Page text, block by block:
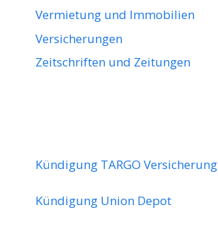
Vermietung und Immobilien
Versicherungen
Zeitschriften und Zeitungen
Kündigung TARGO Versicherung
Kündigung Union Depot